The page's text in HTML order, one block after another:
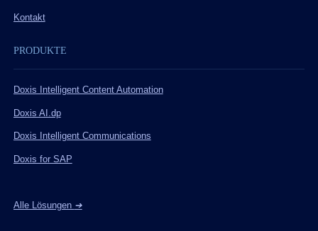
Kontakt
PRODUKTE
Doxis Intelligent Content Automation
Doxis AI.dp
Doxis Intelligent Communications
Doxis for SAP
Alle Lösungen ➔